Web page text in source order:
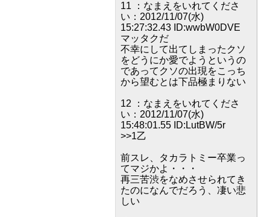
11 ：なまえをいれてくださ
い：2012/11/07(水)
15:27:32.43 ID:wwbW0DVE
マッタクだ
不幸にして出てしまったクソ
をどうにか愛でようというの
であってクソの出現をこっち
から望むとは下品極まりない
12 ：なまえをいれてくださ
い：2012/11/07(水)
15:48:01.55 ID:LutBW/5r
>>1乙
前スレ、タカラトミー卒業っ
てマジかよ・・・
再三苦渋をなめさせられてき
たのになんでだろう、凄い悲
しい